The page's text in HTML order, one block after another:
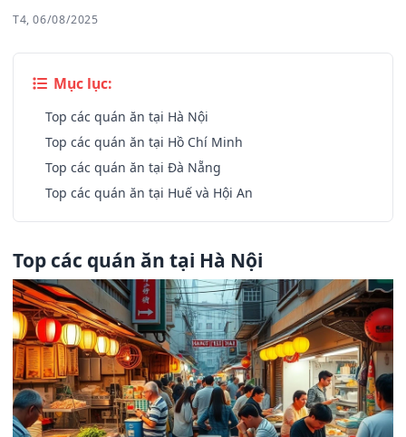
T4, 06/08/2025
Mục lục:
Top các quán ăn tại Hà Nội
Top các quán ăn tại Hồ Chí Minh
Top các quán ăn tại Đà Nẵng
Top các quán ăn tại Huế và Hội An
Top các quán ăn tại Hà Nội